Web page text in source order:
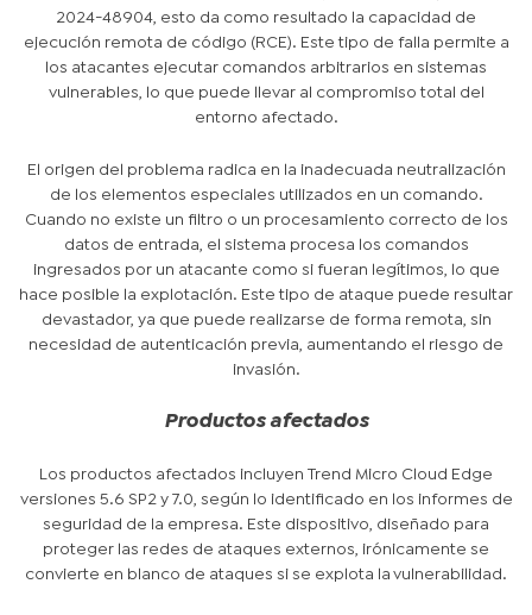
2024-48904, esto da como resultado la capacidad de
ejecución remota de código (RCE). Este tipo de falla permite a
los atacantes ejecutar comandos arbitrarios en sistemas
vulnerables, lo que puede llevar al compromiso total del
entorno afectado.
El origen del problema radica en la inadecuada neutralización
de los elementos especiales utilizados en un comando.
Cuando no existe un filtro o un procesamiento correcto de los
datos de entrada, el sistema procesa los comandos
ingresados ​​por un atacante como si fueran legítimos, lo que
hace posible la explotación. Este tipo de ataque puede resultar
devastador, ya que puede realizarse de forma remota, sin
necesidad de autenticación previa, aumentando el riesgo de
invasión.
Productos afectados
Los productos afectados incluyen Trend Micro Cloud Edge
versiones 5.6 SP2 y 7.0, según lo identificado en los informes de
seguridad de la empresa. Este dispositivo, diseñado para
proteger las redes de ataques externos, irónicamente se
convierte en blanco de ataques si se explota la vulnerabilidad.